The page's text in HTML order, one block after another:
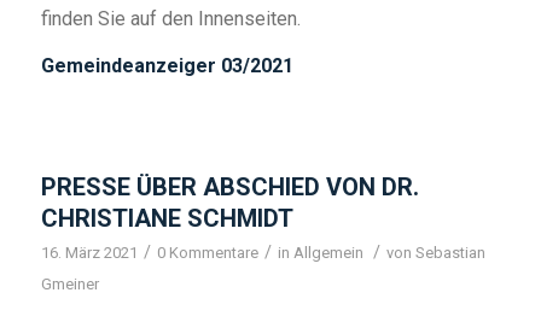
finden Sie auf den Innenseiten.
Gemeindeanzeiger 03/2021
PRESSE ÜBER ABSCHIED VON DR.
CHRISTIANE SCHMIDT
16. März 2021 / 0 Kommentare / in Allgemein / von Sebastian
Gmeiner